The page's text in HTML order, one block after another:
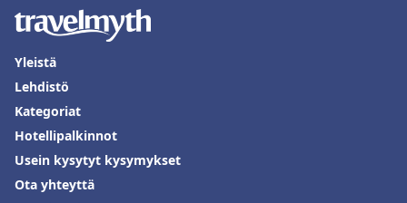
Yleistä
Lehdistö
Kategoriat
Hotellipalkinnot
Usein kysytyt kysymykset
Ota yhteyttä